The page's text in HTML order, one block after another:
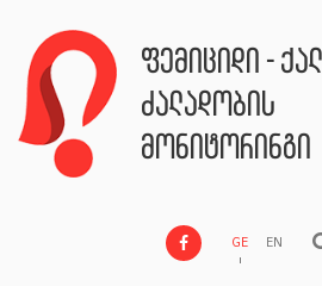
ფემიციდი -
ძალადობის
მონიტორინგი
GE EN